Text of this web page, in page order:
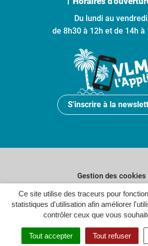
Ce site utilise des traceurs pour
statistiques d'utilisation afin améliorer
contrôler ceux que vous
Tout accepter Tout refuser
Du lundi au
de 8h30 à 12h et de 14h à
S'inscrire à la
Gestion des cookies
Plan du site
Politique de
Crédits